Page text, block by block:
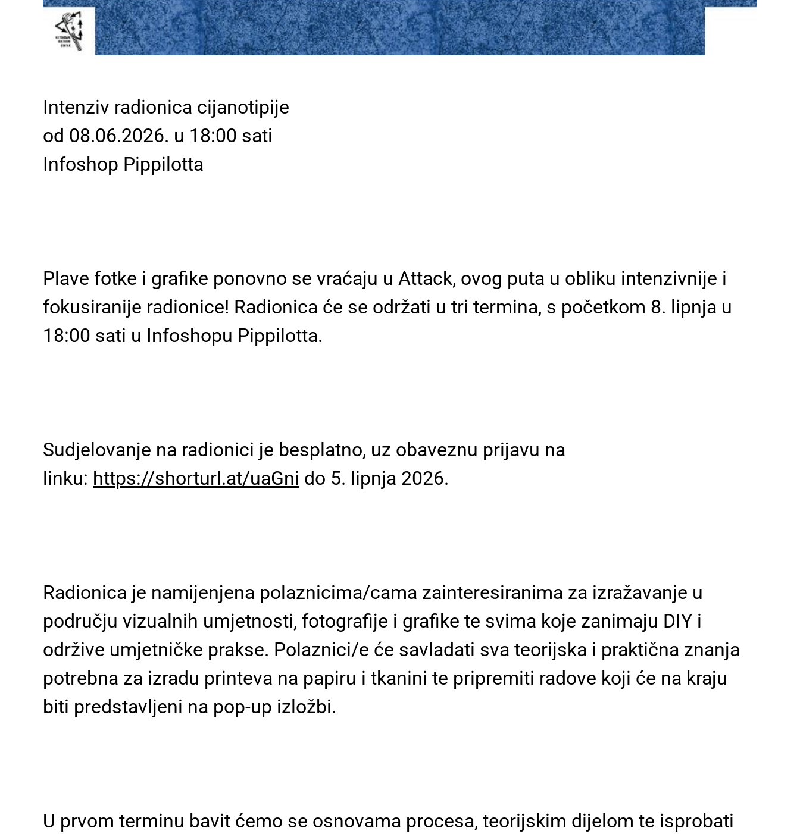
Intenziv radionica cijanotipije
od 08.06.2026. u 18:00 sati
Infoshop Pippilotta
Plave fotke i grafike ponovno se vraćaju u Attack, ovog puta u obliku intenzivnije i
fokusiranije radionice! Radionica će se održati u tri termina, s početkom 8. lipnja u
18:00 sati u Infoshopu Pippilotta.
Sudjelovanje na radionici je besplatno, uz obaveznu prijavu na
linku: https://shorturl.at/uaGni do 5. lipnja 2026.
Radionica je namijenjena polaznicima/cama zainteresiranima za izražavanje u
području vizualnih umjetnosti, fotografije i grafike te svima koje zanimaju DIY i
održive umjetničke prakse. Polaznici/e će savladati sva teorijska i praktična znanja
potrebna za izradu printeva na papiru i tkanini te pripremiti radove koji će na kraju
biti predstavljeni na pop-up izložbi.
U prvom terminu bavit ćemo se osnovama procesa, teorijskim dijelom te isprobati